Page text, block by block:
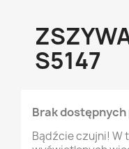
S5147
Brak
Bądźcie czujni! W